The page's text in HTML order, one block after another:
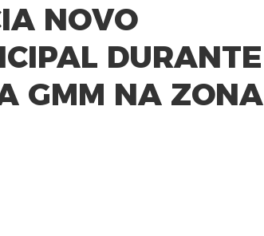
NOVO
DURANTE
GMM NA ZONA